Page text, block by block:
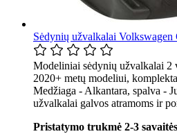
Sėdynių užvalkalai Volkswagen
Modeliniai sėdynių užvalkalai 2
2020+ metų modeliui,
Medžiaga - Alkantara, spalva -
užvalkalai galvos atramoms ir
Pristatymo trukmė 2-3